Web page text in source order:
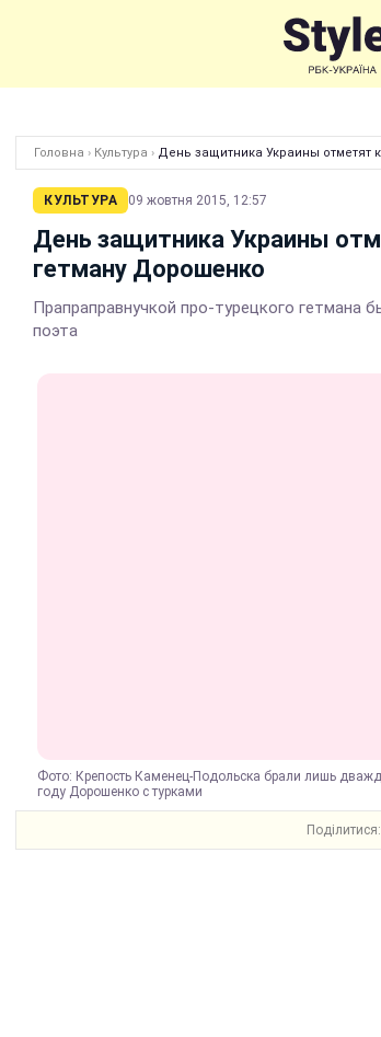
Головна › Культура › День защитника Украины отметят
КУЛЬТУРА 09 жовтня 2015, 12:57
День защитника Украины
гетману Дорошенко
Прапраправнучкой про-турецкого гетмана
поэта
Фото: Крепость Каменец-Подольска брали лишь
году Дорошенко с турками
Поділитися: